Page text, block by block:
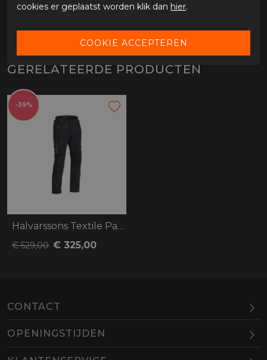
Optioneel
GERELATEERDE PRODUCTEN
-39%
Halvarssons Textile Pants Malung
€ 529,00 € 325,00
CONTACT
OPENINGSTIJDEN
Maandag
cookies er geplaatst worden klik dan hier.